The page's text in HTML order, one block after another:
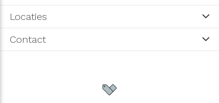
Locaties
Contact